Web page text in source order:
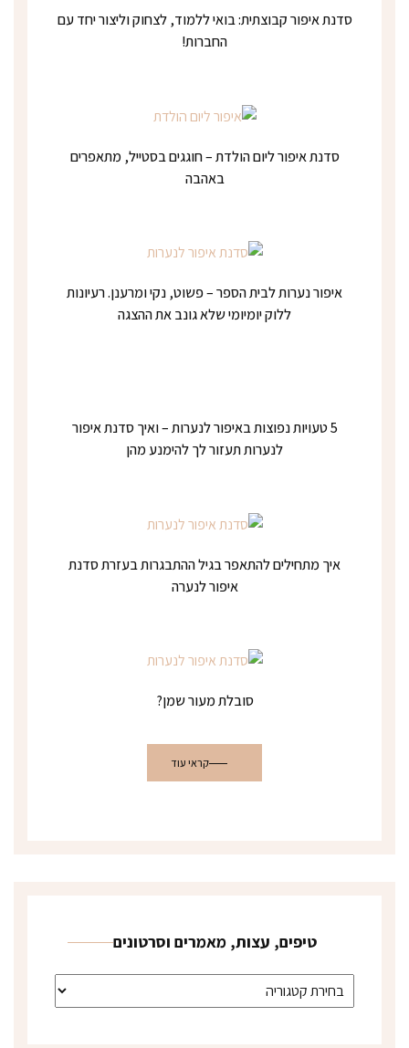
סדנת איפור קבוצתית: בואי ללמוד, לצחוק וליצור יחד עם
החברות!
סדנת איפור ליום הולדת – חוגגים בסטייל, מתאפרים
באהבה
איפור נערות לבית הספר – פשוט, נקי ומרענן. רעיונות
ללוק יומיומי שלא גונב את ההצגה
5 טעויות נפוצות באיפור לנערות – ואיך סדנת איפור
לנערות תעזור לך להימנע מהן
איך מתחילים להתאפר בגיל ההתבגרות בעזרת סדנת
איפור לנערה
סובלת מעור שמן?
קראי עוד
טיפים, עצות, מאמרים וסרטונים
טיפים, עצות, מאמרים וסרטונים